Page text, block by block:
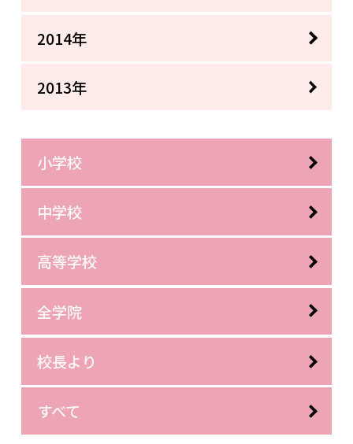
2014年
2013年
小学校
中学校
高等学校
全学院
校長より
すべて